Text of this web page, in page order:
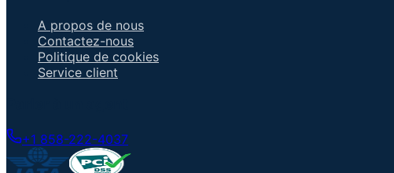
A propos de nous
Contactez-nous
Politique de cookies
Service client
+1 858-222-4037